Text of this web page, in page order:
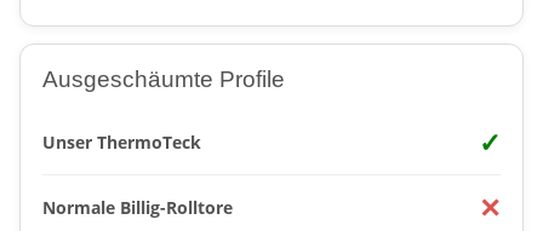
Ausgeschäumte Profile
Unser ThermoTeck ✓
Normale Billig-Rolltore ✕